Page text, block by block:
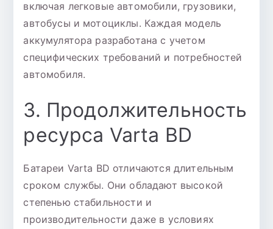
включая легковые автомобили, грузовики,
автобусы и мотоциклы. Каждая модель
аккумулятора разработана с учетом
специфических требований и потребностей
автомобиля.
3. Продолжительность
ресурса Varta BD
Батареи Varta BD отличаются длительным
сроком службы. Они обладают высокой
степенью стабильности и
производительности даже в условиях